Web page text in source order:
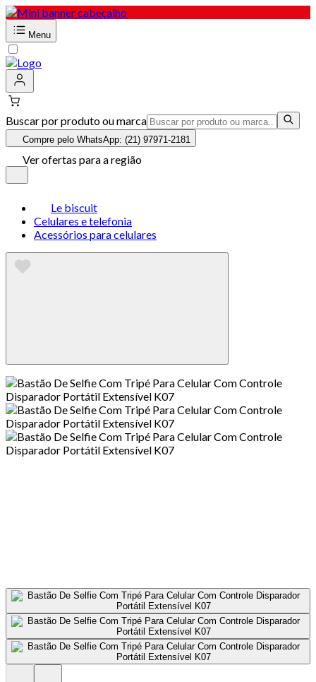
Menu
Buscar por produto ou marca
Compre pelo WhatsApp: (21) 97971-2181
Ver ofertas para a região
Le biscuit
Celulares e telefonia
Acessórios para celulares